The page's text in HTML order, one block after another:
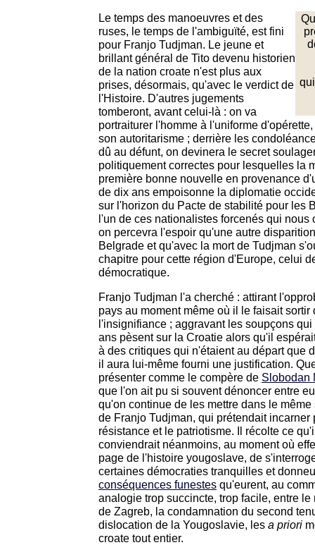
Le temps des manoeuvres et des
ruses, le temps de l'ambiguïté, est fini
pour Franjo Tudjman. Le jeune et
brillant général de Tito devenu historien
de la nation croate n'est plus aux
prises, désormais, qu'avec le verdict de
l'Histoire. D'autres jugements
tomberont, avant celui-là : on va
portraiturer l'homme à l'uniforme
son autoritarisme ; derrière les
dû au défunt, on devinera le secret
politiquement correctes pour lesquelles la
première bonne nouvelle en provenance
de dix ans empoisonne la diplomatie
sur l'horizon du Pacte de stabilité pour les
l'un de ces nationalistes forcenés qui nous
on percevra l'espoir qu'une autre
Belgrade et qu'avec la mort de Tudjman
chapitre pour cette région d'Europe, celui
démocratique.
Franjo Tudjman l'a cherché : attirant
pays au moment même où il le faisait
l'insignifiance ; aggravant les soupçons
ans pèsent sur la Croatie alors qu'il
à des critiques qui n'étaient au départ que
il aura lui-même fourni une justification.
présenter comme le compère de Slobodan
que l'on ait pu si souvent dénoncer entre
qu'on continue de les mettre dans le
de Franjo Tudjman, qui prétendait incarner
résistance et le patriotisme. Il récolte ce
conviendrait néanmoins, au moment où
page de l'histoire yougoslave, de
certaines démocraties tranquilles et
conséquences funestes qu'eurent, au
analogie trop succincte, trop facile, entre
de Zagreb, la condamnation du second
dislocation de la Yougoslavie, les a priori
croate tout entier.